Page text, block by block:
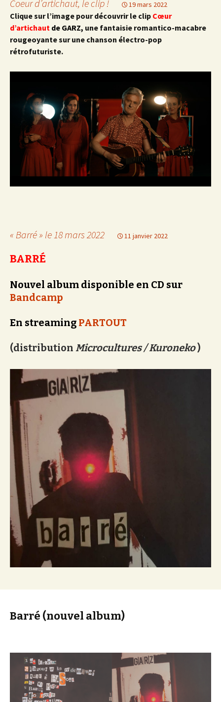
Coeur d’artichaut, le clip ! 19 mars 2022
Clique sur l’image pour découvrir le clip Cœur
d’artichaut de GARZ, une fantaisie romantico-macabre
rougeoyante sur une chanson électro-pop
rétrofuturiste.
« Barré » le 18 mars 2022 11 janvier 2022
BARRÉ
Nouvel album disponible en CD sur
Bandcamp
En streaming PARTOUT
(distribution Microcultures / Kuroneko)
Barré (nouvel album)